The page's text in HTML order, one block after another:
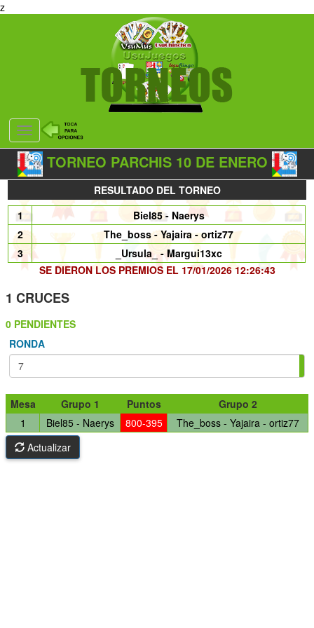
z
Desplegar
navegación
TORNEO PARCHIS 10 DE ENERO
RESULTADO DEL TORNEO
1
Biel85 - Naerys
2
The_boss - Yajaira - ortiz77
3
_Ursula_ - Margui13xc
SE DIERON LOS PREMIOS EL 17/01/2026 12:26:43
1 CRUCES
0 PENDIENTES
RONDA
Mesa Grupo 1 Puntos
Grupo 2
1
Biel85 - Naerys 800-395
The_boss - Yajaira - ortiz77
Actualizar